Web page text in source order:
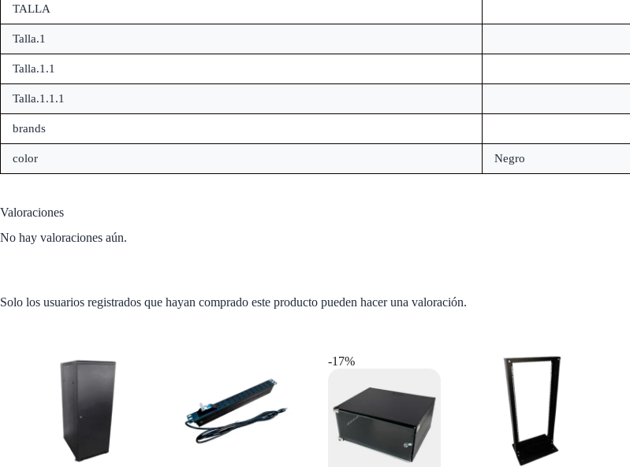
TALLA
Talla.1
Talla.1.1
Talla.1.1.1
brands
color Negro
Valoraciones
No hay valoraciones aún.
Solo los usuarios registrados que hayan comprado este producto pueden hacer una valoración.
-17%